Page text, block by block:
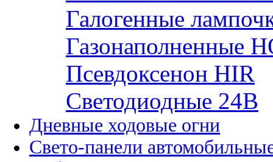
Галогенные
Газонаполненные
Псевдоксенон HIR
Cветодиодные 24B
Дневные ходовые огни
Свето-панели